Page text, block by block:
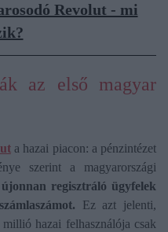
Revolut - mi
az első magyar
a hazai piacon: a pénzintézet
szerint a magyarországi
regisztráló ügyfelek
Ez azt jelenti,
hazai felhasználója csak